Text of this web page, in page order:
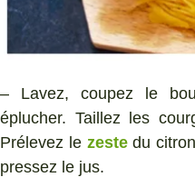
– Lavez, coupez le
éplucher. Taillez les
Prélevez le zestedu
pressez le jus.